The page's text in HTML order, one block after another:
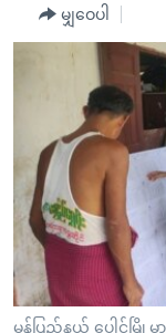
ကျော်
ကြည့်
ညွန်း
စာမျက်နှာ
သို့
ကျော်
ကြည့်
ရန်
အမေရိကန်သုံးအီဒီ
မကြေးမုံရဲ့ အင်္ဂလိပ်
ရုပ်ရှင်ထဲက အင်္ဂလိပ်
သုတပဒေသာ အင်္ဂ
အပတ်စဉ်ကဏ္ဍများ
ရေဒီယို
ရေဒီယိုနှင့်ရုပ်သံ အ
ရေဒီယို/တီဗွီအစီအစ
Learning English
ဗွီအိုအေ လူမှုကွန်ယက်မ
ဘာသာစကားမျာ
မျှဝေပါ
မွန်ပြည်နယ် ပေါင်မြို့